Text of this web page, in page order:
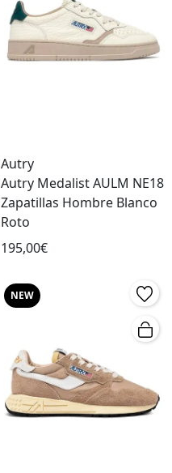
Autry
Autry Medalist AULM NE18
Zapatillas Hombre Blanco
Roto
195,00€
NEW